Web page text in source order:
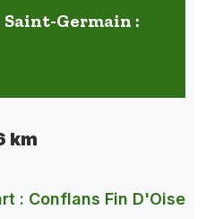
Saint-Germain :
km
: Conflans Fin D'Oise